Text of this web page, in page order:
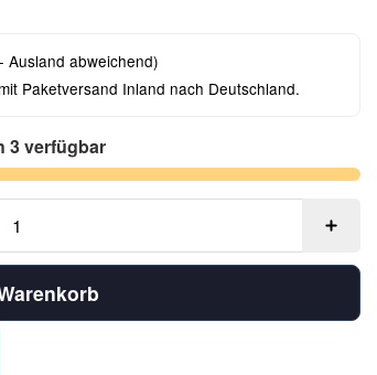
Ausland abweichend)
Paketversand Inland nach Deutschland.
3 verfügbar